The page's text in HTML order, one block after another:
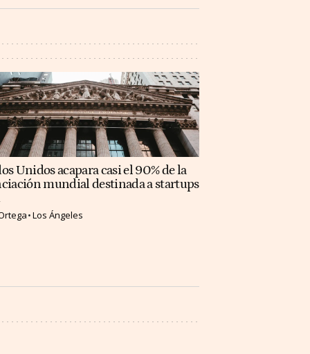
Unidos acapara casi el 90% de la
mundial destinada a startups
Los Ángeles